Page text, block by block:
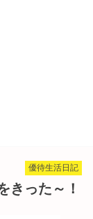
優待生活日記
きった～！